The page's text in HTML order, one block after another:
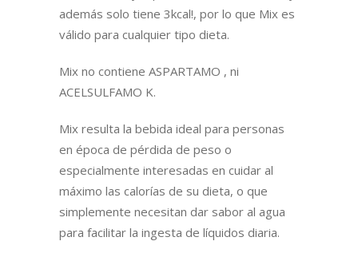
además solo tiene 3kcal!, por lo que Mix es
válido para cualquier tipo dieta.
Mix no contiene ASPARTAMO , ni
ACELSULFAMO K.
Mix resulta la bebida ideal para personas
en época de pérdida de peso o
especialmente interesadas en cuidar al
máximo las calorías de su dieta, o que
simplemente necesitan dar sabor al agua
para facilitar la ingesta de líquidos diaria.